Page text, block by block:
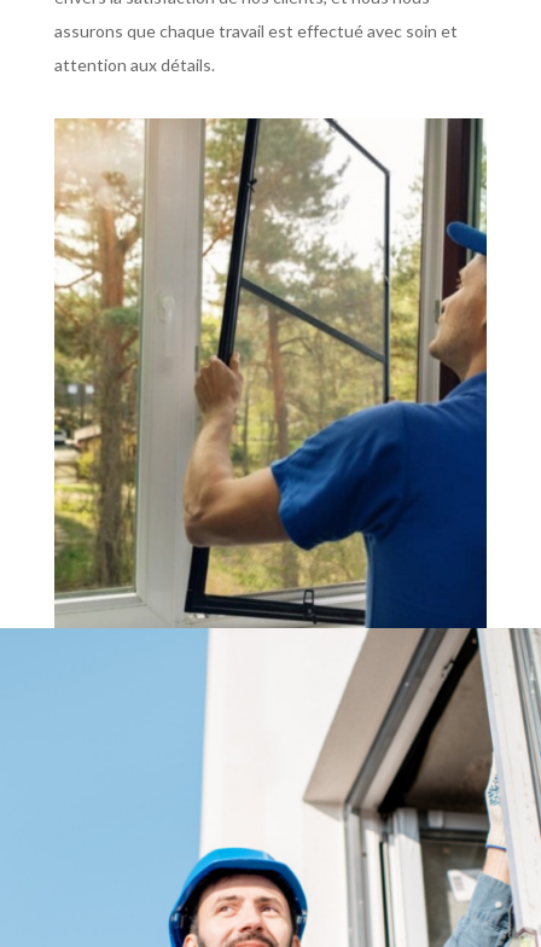
assurons que chaque travail est effectué avec soin et
attention aux détails.